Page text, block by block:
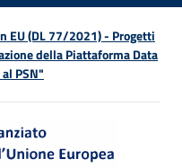
EU (DL 77/2021) - Progetti
della Piattaforma Data
PSN"